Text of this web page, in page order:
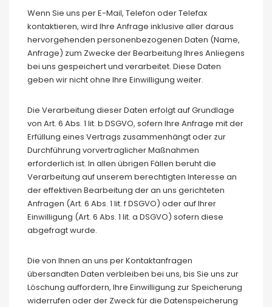
Wenn Sie uns per E-Mail, Telefon oder Telefax
kontaktieren, wird Ihre Anfrage inklusive aller daraus
hervorgehenden personenbezogenen Daten (Name,
Anfrage) zum Zwecke der Bearbeitung Ihres Anliegens
bei uns gespeichert und verarbeitet. Diese Daten
geben wir nicht ohne Ihre Einwilligung weiter.
Die Verarbeitung dieser Daten erfolgt auf Grundlage
von Art. 6 Abs. 1 lit. b DSGVO, sofern Ihre Anfrage mit der
Erfüllung eines Vertrags zusammenhängt oder zur
Durchführung vorvertraglicher Maßnahmen
erforderlich ist. In allen übrigen Fällen beruht die
Verarbeitung auf unserem berechtigten Interesse an
der effektiven Bearbeitung der an uns gerichteten
Anfragen (Art. 6 Abs. 1 lit. f DSGVO) oder auf Ihrer
Einwilligung (Art. 6 Abs. 1 lit. a DSGVO) sofern diese
abgefragt wurde.
Die von Ihnen an uns per Kontaktanfragen
übersandten Daten verbleiben bei uns, bis Sie uns zur
Löschung auffordern, Ihre Einwilligung zur Speicherung
widerrufen oder der Zweck für die Datenspeicherung